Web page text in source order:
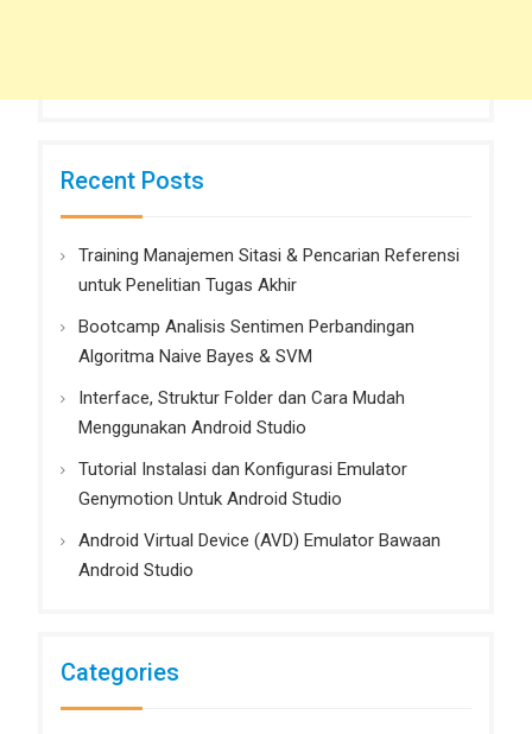
Recent Posts
Training Manajemen Sitasi & Pencarian Referensi
untuk Penelitian Tugas Akhir
Bootcamp Analisis Sentimen Perbandingan
Algoritma Naive Bayes & SVM
Interface, Struktur Folder dan Cara Mudah
Menggunakan Android Studio
Tutorial Instalasi dan Konfigurasi Emulator
Genymotion Untuk Android Studio
Android Virtual Device (AVD) Emulator Bawaan
Android Studio
Categories